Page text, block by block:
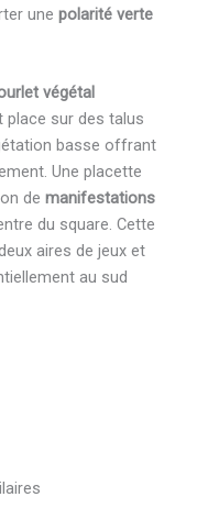
une polarité verte
végétal
place sur des talus
basse offrant
Une placette
de manifestations
du square. Cette
aires de jeux et
au sud